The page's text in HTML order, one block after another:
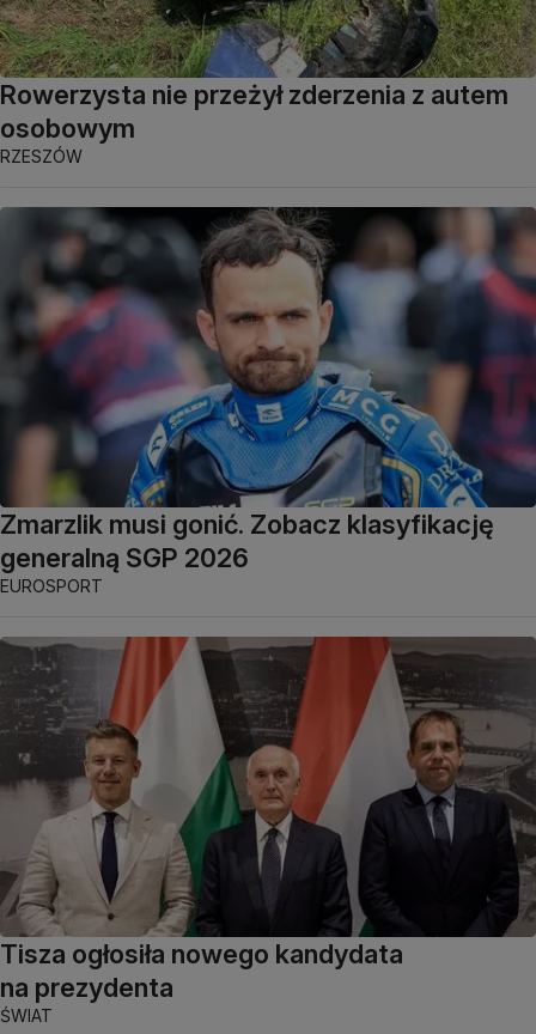
Rowerzysta nie przeżył zderzenia z autem
osobowym
RZESZÓW
Zmarzlik musi gonić. Zobacz klasyfikację
generalną SGP 2026
EUROSPORT
Tisza ogłosiła nowego kandydata
na prezydenta
ŚWIAT